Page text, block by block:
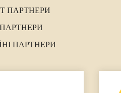
ПАРТНЕРИ
ПАРТНЕРИ